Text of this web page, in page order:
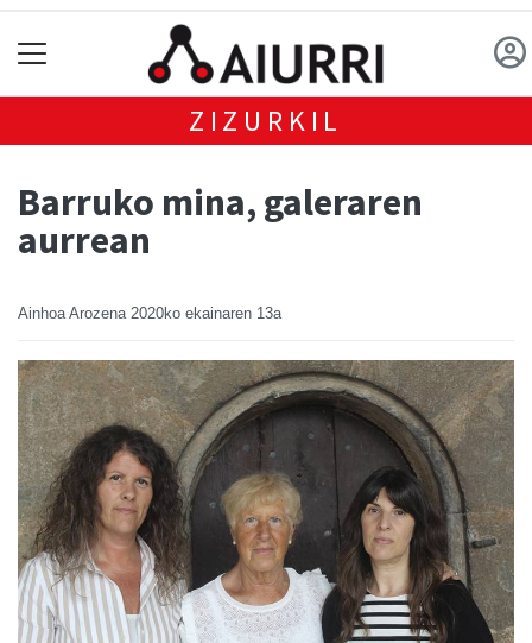
ZIZURKIL
Barruko mina, galeraren
aurrean
Ainhoa Arozena 2020ko ekainaren 13a